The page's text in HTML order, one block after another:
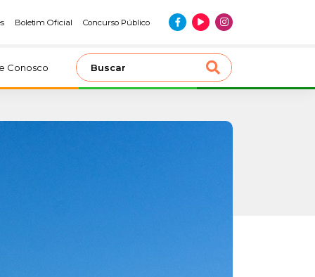
Boletim Oficial Concurso Público
Conosco